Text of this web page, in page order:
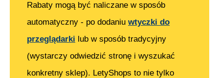
Rabaty mogą być naliczane w sposób
automatyczny - po dodaniu wtyczki do
przeglądarki lub w sposób tradycyjny
(wystarczy odwiedzić stronę i wyszukać
konkretny sklep). LetyShops to nie tylko